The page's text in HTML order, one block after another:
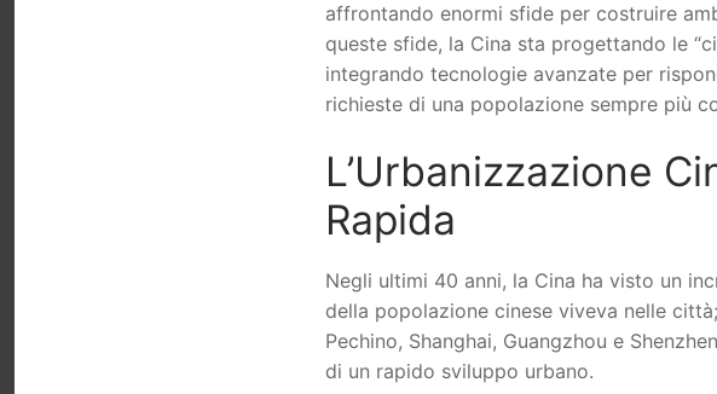
affrontando enormi sfide per costruire
queste sfide, la Cina sta progettando le
integrando tecnologie avanzate per
richieste di una popolazione sempre più
L’Urbanizzazione
Rapida
Negli ultimi 40 anni, la Cina ha visto un
della popolazione cinese viveva nelle
Pechino, Shanghai, Guangzhou e
di un rapido sviluppo urbano.